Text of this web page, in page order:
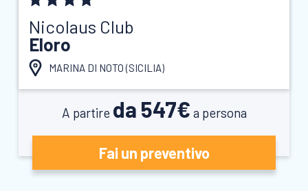
Nicolaus Club
Eloro
MARINA DI NOTO (SICILIA)
A partire da 547€ a persona
Fai un preventivo